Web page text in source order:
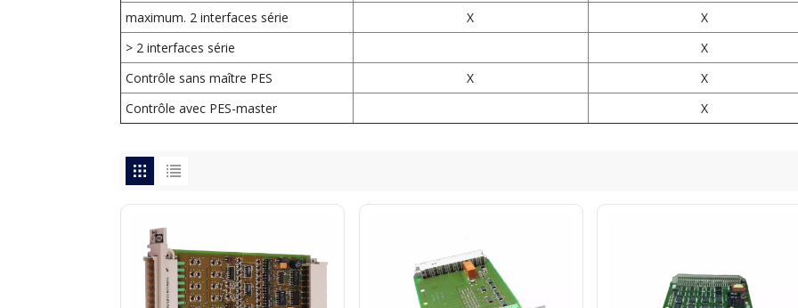
maximum. 2 interfaces série
X
X
> 2 interfaces série
X
Contrôle sans maître PES
X
X
Contrôle avec PES-master
X